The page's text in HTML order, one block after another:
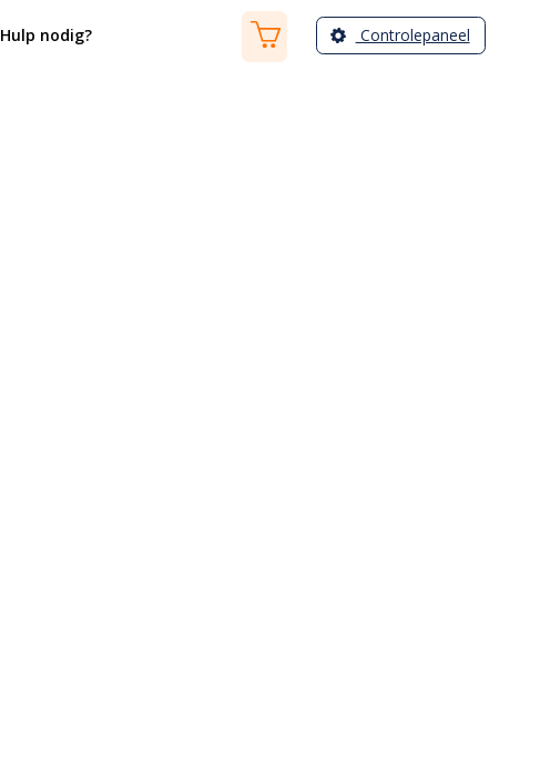
Hulp nodig? Controlepaneel